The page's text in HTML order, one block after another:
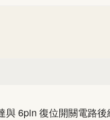
6pin 復位開關電路